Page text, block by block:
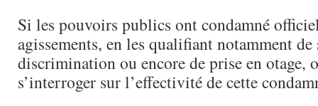
Si les pouvoirs publics ont condamné
agissements, en les qualifiant notamment
discrimination ou encore de prise en otage,
s’interroger sur l’effectivité de cette